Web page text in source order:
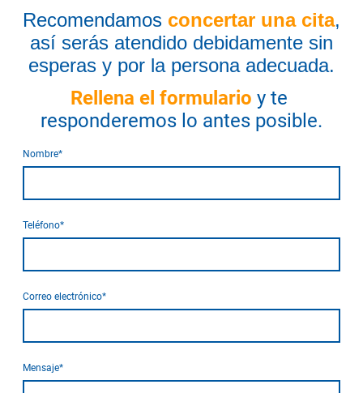
Recomendamos concertar una cita,
así serás atendido debidamente sin
esperas y por la persona adecuada.
Nombre*
Teléfono*
Correo electrónico*
Mensaje*
Rellena el formulario y te
responderemos lo antes posible.